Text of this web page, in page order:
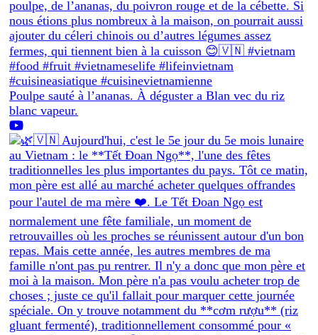
Poulpe sauté à l’ananas. À déguster a Blan vec du riz
blanc vapeur.